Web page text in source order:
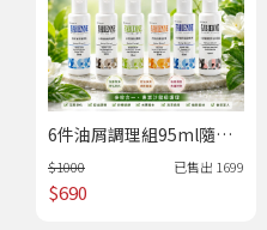
6件油屑調理組95ml隨身
瓶-法比娜【禮盒】｜花漾
春賞《皇室沙龍》
$1000 已售出 1699
$690